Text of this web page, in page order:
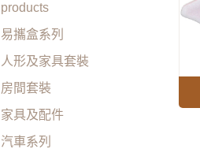
products
易攜盒系列
人形及家具套裝
房間套裝
家具及配件
汽車系列